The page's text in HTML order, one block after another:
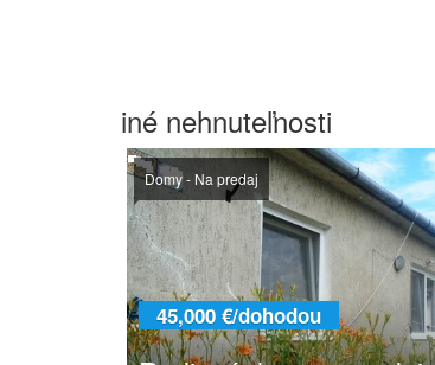
iné nehnuteľnosti
Domy - Na predaj
45,000 €/dohodou